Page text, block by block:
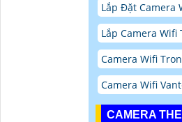
Lắp Đặt Camera
Lắp Camera Wifi
Camera Wifi
Camera Wifi
CAMERA